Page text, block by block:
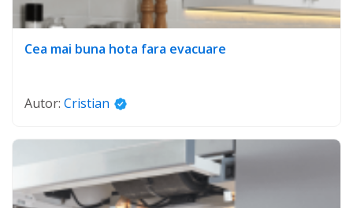
Cea mai buna hota fara evacuare
Autor: Cristian